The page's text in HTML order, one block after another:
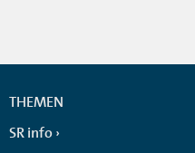
THEMEN
SR info